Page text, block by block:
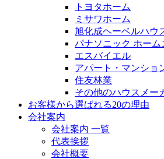
トヨタホーム
ミサワホーム
旭化成ヘーベルハウ
パナソニック ホーム
エスバイエル
アパート・マンショ
住友林業
その他のハウスメー
お客様から選ばれる20の理由
会社案内
会社案内 一覧
代表挨拶
会社概要